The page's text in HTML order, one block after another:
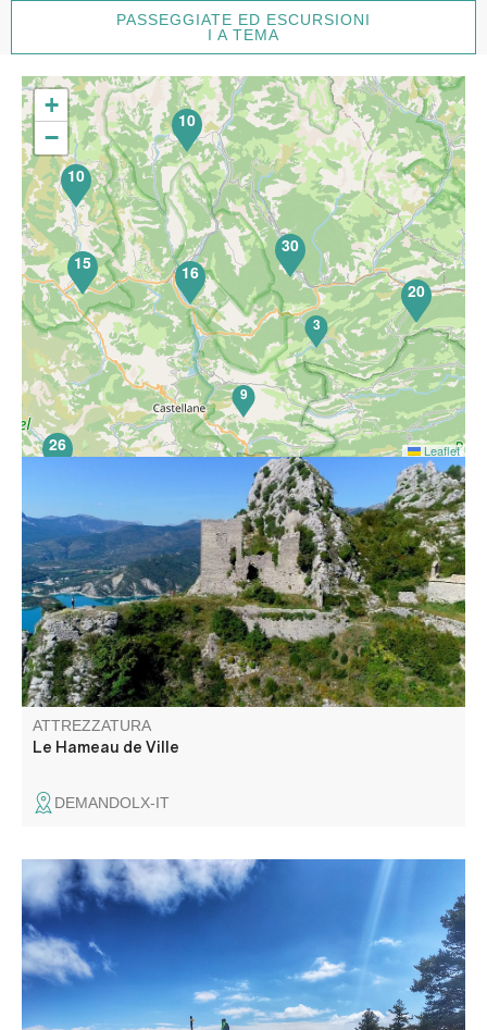
PASSEGGIATE ED ESCURSIONI
I A TEMA
Questa passeggiata tocca l'antico borgo di Ville e la sua
cappella di Saint Fortunat. Sul crinale che domina il sito si
ergeva un castello medievale. La cappella di Notre Dame
de Conche, meta della passeggiata, offre un panorama
superbo.
ATTREZZATURA
Le Hameau de Ville
DEMANDOLX-IT
Questo antico sentiero che collega Blieux a Chasteuil
1.446 metri di altitudine.
16
15
10
26
9
10
29
3
30
20
+
−
Leaflet